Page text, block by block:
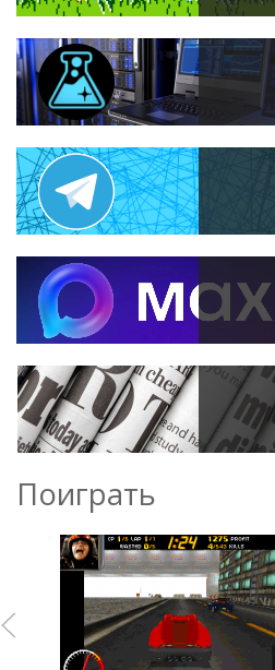
Поиграть